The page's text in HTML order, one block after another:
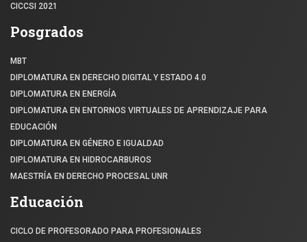
CICCSI 2021
Posgrados
MBT
DIPLOMATURA EN DERECHO DIGITAL Y ESTADO 4.0
DIPLOMATURA EN ENERGÍA
DIPLOMATURA EN ENTORNOS VIRTUALES DE APRENDIZAJE PARA
EDUCACIÓN
DIPLOMATURA EN GÉNERO E IGUALDAD
DIPLOMATURA EN HIDROCARBUROS
MAESTRÍA EN DERECHO PROCESAL UNR
Educación
CICLO DE PROFESORADO PARA PROFESIONALES